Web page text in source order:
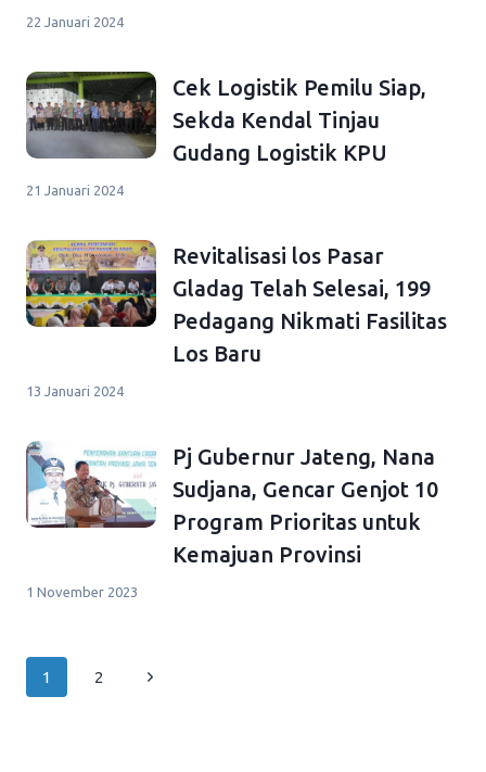
22 Januari 2024
Cek Logistik Pemilu Siap,
Sekda Kendal Tinjau
Gudang Logistik KPU
21 Januari 2024
Revitalisasi los Pasar
Gladag Telah Selesai, 199
Pedagang Nikmati Fasilitas
Los Baru
13 Januari 2024
Pj Gubernur Jateng, Nana
Sudjana, Gencar Genjot 10
Program Prioritas untuk
Kemajuan Provinsi
1 November 2023
Page
navigation
1 2
Next